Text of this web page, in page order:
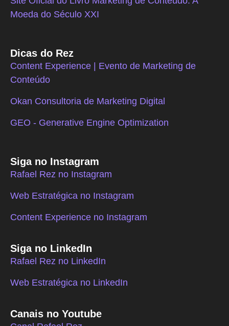
Moeda do Século XXI
Dicas do Rez
Content Experience | Evento de Marketing de
Conteúdo
Okan Consultoria de Marketing Digital
GEO - Generative Engine Optimization
Siga no Instagram
Rafael Rez no Instagram
Web Estratégica no Instagram
Content Experience no Instagram
Siga no LinkedIn
Rafael Rez no LinkedIn
Web Estratégica no LinkedIn
Canais no Youtube